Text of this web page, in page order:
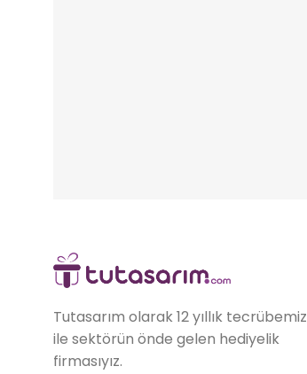
Tutasarım olarak 12 yıllık tecrübemiz
ile sektörün önde gelen hediyelik
firmasıyız.